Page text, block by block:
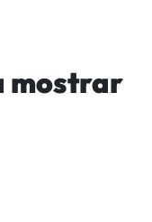
mostrar